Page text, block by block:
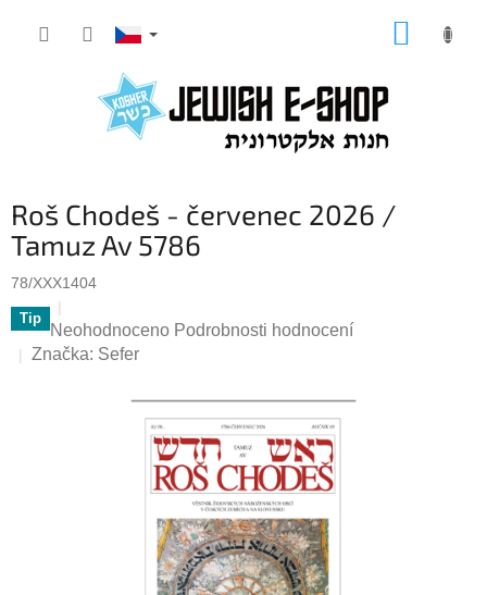
Roš Chodeš - červenec 2026 /
Tamuz Av 5786
78/XXX1404
Tip
Průměrné
hodnocení
Neohodnoceno Podrobnosti hodnocení
Značka: Sefer